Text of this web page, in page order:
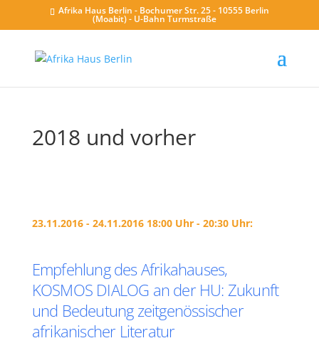
Afrika Haus Berlin - Bochumer Str. 25 - 10555 Berlin
(Moabit) - U-Bahn Turmstraße
2018 und vorher
23.11.2016 - 24.11.2016 18:00 Uhr - 20:30 Uhr:
Empfehlung des Afrikahauses,
KOSMOS DIALOG an der HU: Zukunft
und Bedeutung zeitgenössischer
afrikanischer Literatur